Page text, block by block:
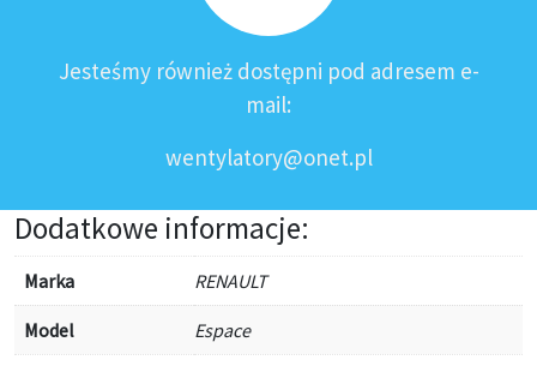
Jesteśmy również dostępni pod adresem e-
mail:
wentylatory@onet.pl
Dodatkowe informacje:
Marka RENAULT
Model Espace